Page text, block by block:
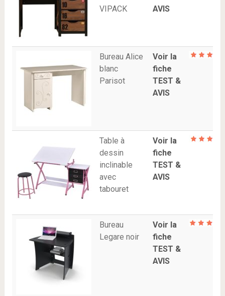
VIPACK
AVIS
Bureau Alice
blanc
Parisot
Voir la
fiche
TEST &
AVIS
Table à
dessin
inclinable
avec
tabouret
Voir la
fiche
TEST &
AVIS
Bureau
Legare noir
Voir la
fiche
TEST &
AVIS